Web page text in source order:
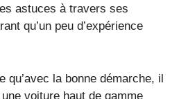
astuces à travers ses
qu’un peu d’expérience
qu’avec la bonne démarche, il
voiture haut de gamme